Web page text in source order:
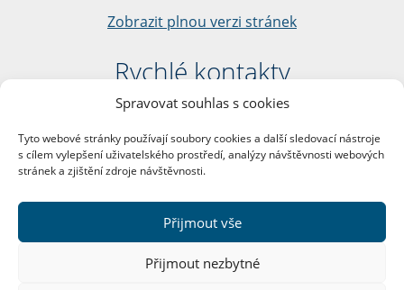
Spravovat souhlas s cookies
Tyto webové stránky používají soubory cookies a další sledovací nástroje
s cílem vylepšení uživatelského prostředí, analýzy návštěvnosti webových
stránek a zjištění zdroje návštěvnosti.
Přijmout vše
Přijmout nezbytné
Zobrazit plnou verzi stránek
Rychlé kontakty
Filozofická fakulta
nám. Jana Palacha 1/2
116 38 Praha 1
DIČ: CZ00216208
Další kontakty